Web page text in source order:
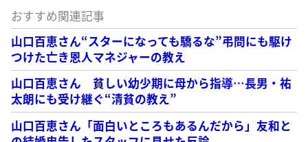
おすすめ関連記事
山口百恵さん“スターになっても驕るな”弔問にも駆け
つけた亡き恩人マネジャーの教え
山口百恵さん 貧しい幼少期に母から指導…長男・祐
太朗にも受け継ぐ“清貧の教え”
山口百恵さん「面白いところもあるんだから」友和と